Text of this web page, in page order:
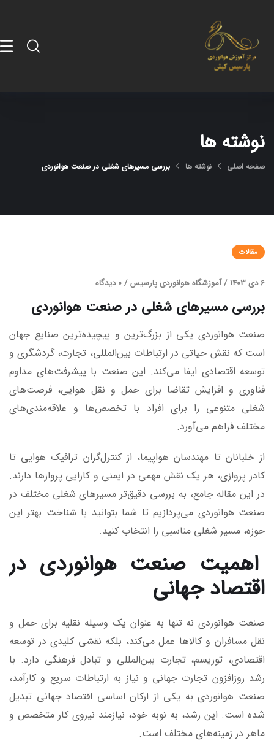
نوشته ها
صفحه اصلی نوشته ها بررسی مسیرهای شغلی در صنعت هوانوردی
مقالات
6 دی 1403 /آموزشگاه هوانوردی پارسیس /0 دیدگاه
بررسی مسیرهای شغلی در صنعت هوانوردی
صنعت هوانوردی یکی از بزرگ‌ترین و پیچیده‌ترین صنایع جهان
است که نقش حیاتی در ارتباطات بین‌المللی، تجارت، گردشگری و
توسعه اقتصادی ایفا می‌کند. این صنعت با پیشرفت‌های مداوم
فناوری و افزایش تقاضا برای حمل و نقل هوایی، فرصت‌های
شغلی متنوعی را برای افراد با تخصص‌ها و علاقه‌مندی‌های
مختلف فراهم می‌آورد.
از خلبانان تا مهندسان هواپیما، از کنترل‌گران ترافیک هوایی تا
کادر پروازی، هر یک نقش مهمی در ایمنی و کارایی پروازها دارند.
در این مقاله جامع، به بررسی دقیق‌تر مسیرهای شغلی مختلف در
صنعت هوانوردی می‌پردازیم تا شما بتوانید با شناخت بهتر این
حوزه، مسیر شغلی مناسبی را انتخاب کنید.
اهمیت صنعت هوانوردی در
اقتصاد جهانی
صنعت هوانوردی نه تنها به عنوان یک وسیله نقلیه برای حمل و
نقل مسافران و کالاها عمل می‌کند، بلکه نقشی کلیدی در توسعه
اقتصادی، توریسم، تجارت بین‌المللی و تبادل فرهنگی دارد. با
رشد روزافزون تجارت جهانی و نیاز به ارتباطات سریع و کارآمد،
صنعت هوانوردی به یکی از ارکان اساسی اقتصاد جهانی تبدیل
شده است. این رشد، به نوبه خود، نیازمند نیروی کار متخصص و
ماهر در زمینه‌های مختلف است.